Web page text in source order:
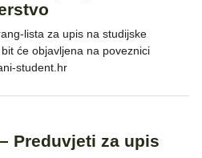
lista za upis na studijske
će objavljena na poveznici
student.hr
Preduvjeti za upis